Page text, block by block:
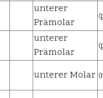
unterer
Prämolar
unterer
Prämolar
unterer Molar